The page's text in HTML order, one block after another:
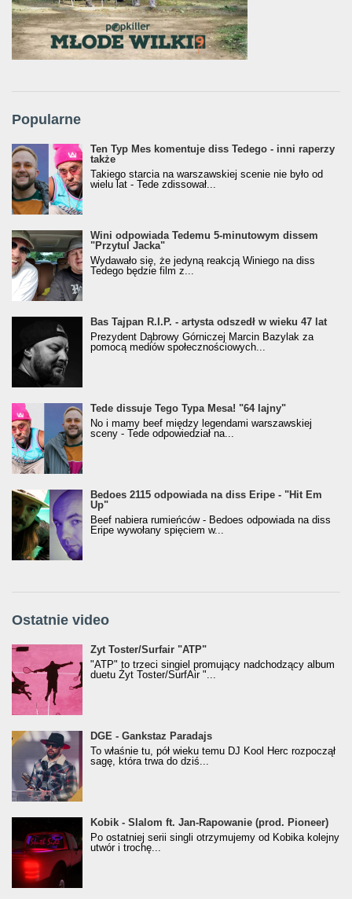
Popularne
Ten Typ Mes komentuje diss Tedego - inni raperzy
także
Takiego starcia na warszawskiej scenie nie było od
wielu lat - Tede zdissował...
Wini odpowiada Tedemu 5-minutowym dissem
"Przytul Jacka"
Wydawało się, że jedyną reakcją Winiego na diss
Tedego będzie film z...
Bas Tajpan R.I.P. - artysta odszedł w wieku 47 lat
Prezydent Dąbrowy Górniczej Marcin Bazylak za
pomocą mediów społecznościowych...
Tede dissuje Tego Typa Mesa! "64 lajny"
No i mamy beef między legendami warszawskiej
sceny - Tede odpowiedział na...
Bedoes 2115 odpowiada na diss Eripe - "Hit Em
Up"
Beef nabiera rumieńców - Bedoes odpowiada na diss
Eripe wywołany spięciem w...
Ostatnie video
Żyt Toster/SurfAir - ATP VIDEO
Żyt Toster/Surfair "ATP"
"ATP" to trzeci singiel promujący nadchodzący album
duetu Żyt Toster/SurfAir "...
donGURALesko z nagrodą za
Klasyczny/Trueschoolowy Album Roku
(Popkillery 2023)
DGE - Gankstaz Paradajs
To właśnie tu, pół wieku temu DJ Kool Herc rozpoczął
sagę, która trwa do dziś...
Kobik - Slalom ft. Jan-Rapowanie (prod. Pioneer)
[Official Music Visualiser]
Kobik - Slalom ft. Jan-Rapowanie (prod. Pioneer)
Po ostatniej serii singli otrzymujemy od Kobika kolejny
utwór i trochę...